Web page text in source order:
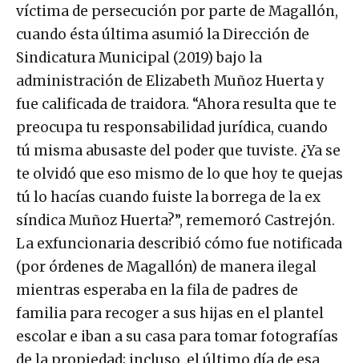
víctima de persecución por parte de Magallón,
cuando ésta última asumió la Dirección de
Sindicatura Municipal (2019) bajo la
administración de Elizabeth Muñoz Huerta y
fue calificada de traidora. “Ahora resulta que te
preocupa tu responsabilidad jurídica, cuando
tú misma abusaste del poder que tuviste. ¿Ya se
te olvidó que eso mismo de lo que hoy te quejas
tú lo hacías cuando fuiste la borrega de la ex
síndica Muñoz Huerta?”, rememoró Castrejón.
La exfuncionaria describió cómo fue notificada
(por órdenes de Magallón) de manera ilegal
mientras esperaba en la fila de padres de
familia para recoger a sus hijas en el plantel
escolar e iban a su casa para tomar fotografías